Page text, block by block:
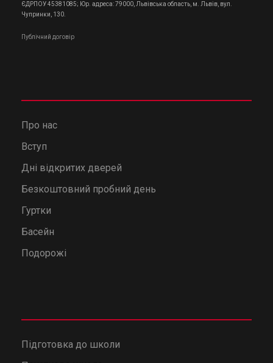
ЄДРПОУ 45381085; Юр. адреса: 79000, Львівська область, м. Львів, вул.
Чупринки, 130.
Публічний договір
Про нас
Вступ
Дні відкритих дверей
Безкоштовний пробний день
Гуртки
Басейн
Подорожі
Підготовка до школи